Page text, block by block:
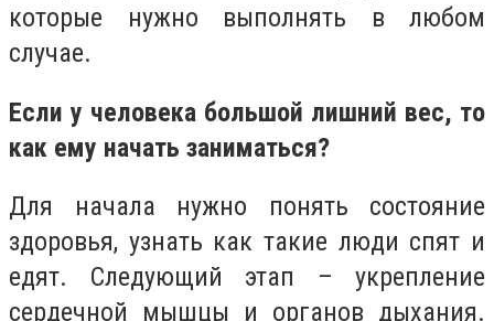
которые нужно выполнять в любом
случае.
Если у человека большой лишний вес, то
как ему начать заниматься?
Для начала нужно понять состояние
здоровья, узнать как такие люди спят и
едят. Следующий этап – укрепление
сердечной мышцы и органов дыхания.